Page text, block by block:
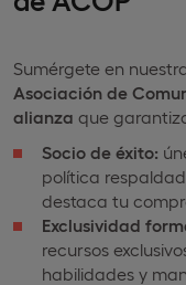
Sumérgete en
Asociación de
alianza que
Socio de éxito:
política
destaca tu
Exclusividad
recursos
habilidades y